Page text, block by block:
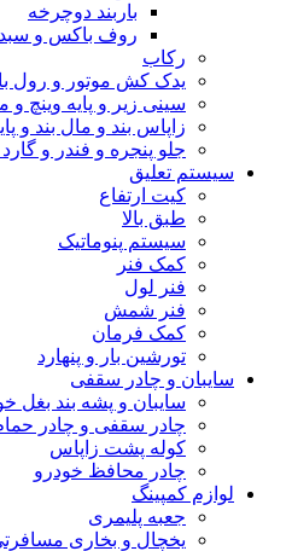
باربند دوچرخه
روف باکس و سبد
رکاب
یدک کش موتور و رول
سینی زیر و پایه وینچ
زاپاس بند و مال بند و
جلو پنجره و فندر و
سیستم تعلیق
کیت ارتفاع
طبق بالا
سیستم پنوماتیک
کمک فنر
فنر لول
فنر شمش
کمک فرمان
تورشین بار و پنهارد
سایبان و چادر سقفی
سایبان و پشه بند بغل
چادر سقفی و چادر
کوله پشت زاپاس
چادر محافظ خودرو
لوازم کمپینگ
جعبه پلیمری
یخچال و بخاری